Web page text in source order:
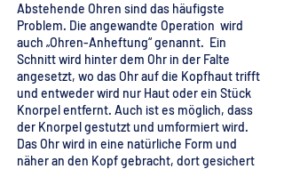
Abstehende Ohren sind das häufigste
Problem. Die angewandte Operation wird
auch „Ohren-Anheftung“ genannt. Ein
Schnitt wird hinter dem Ohr in der Falte
angesetzt, wo das Ohr auf die Kopfhaut trifft
und entweder wird nur Haut oder ein Stück
Knorpel entfernt. Auch ist es möglich, dass
der Knorpel gestutzt und umformiert wird.
Das Ohr wird in eine natürliche Form und
näher an den Kopf gebracht, dort gesichert